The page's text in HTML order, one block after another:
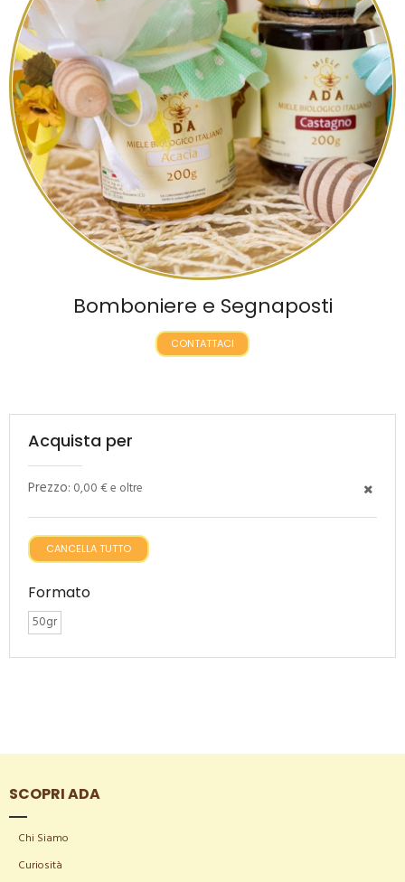
Bomboniere e Segnaposti
CONTATTACI
Acquista per
Prezzo: 0,00 € e oltre
CANCELLA TUTTO
Formato
50gr
SCOPRI ADA
Chi Siamo
Curiosità